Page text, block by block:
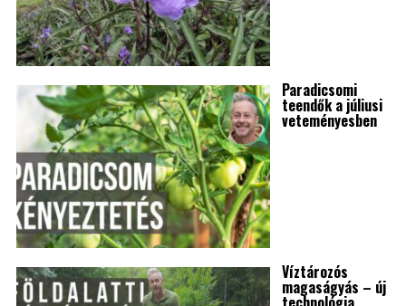
Paradicsomi
teendők a júliusi
veteményesben
Víztározós
magaságyás – új